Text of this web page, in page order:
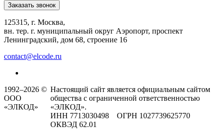
Заказать звонок
125315, г. Москва,
вн. тер. г. муниципальный округ Аэропорт, проспект
Ленинградский, дом 68, строение 16
contact@elcode.ru
1992–2026 ©
ООО
«ЭЛКОД»
Настоящий сайт является официальным сайтом
общества с ограниченной ответственностью
«ЭЛКОД».
ИНН 7713030498 ОГРН 1027739625770
ОКВЭД 62.01